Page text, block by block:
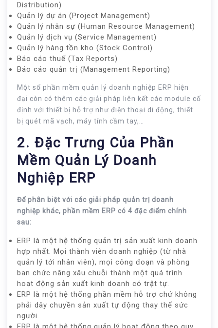
Distribution)
Quản lý dự án (Project Management)
Quản lý nhân sự (Human Resource Management)
Quản lý dịch vụ (Service Management)
Quản lý hàng tồn kho (Stock Control)
Báo cáo thuế (Tax Reports)
Báo cáo quản trị (Management Reporting)
Một số phần mềm quản lý doanh nghiệp ERP hiện
đại còn có thêm các giải pháp liên kết các module cố
định với thiết bị hỗ trợ như điện thoại di động, thiết
bị quét mã vạch, máy tính cầm tay,…
2. Đặc Trưng Của Phần
Mềm Quản Lý Doanh
Nghiệp ERP
Để phân biệt với các giải pháp quản trị doanh
nghiệp khác, phần mềm ERP có 4 đặc điểm chính
sau:
ERP là một hệ thống quản trị sản xuất kinh doanh
hợp nhất. Mọi thành viên doanh nghiệp (từ nhà
quản lý tới nhân viên), mọi công đoạn và phòng
ban chức năng xâu chuỗi thành một quá trình
hoạt động sản xuất kinh doanh có trật tự.
ERP là một hệ thống phần mềm hỗ trợ chứ không
phải dây chuyền sản xuất tự động thay thế sức
người.